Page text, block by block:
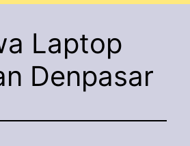
Laptop
Denpasar